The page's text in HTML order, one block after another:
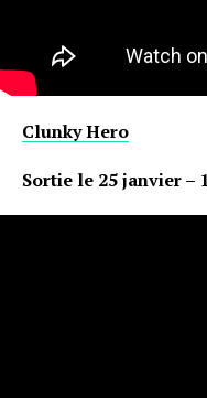
Clunky Hero
Sortie le 25 janvier –